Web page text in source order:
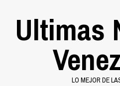
Ultimas
LO MEJOR DE